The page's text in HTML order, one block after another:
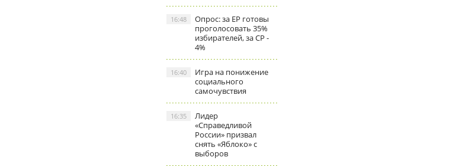
Опрос: за ЕР готовы
проголосовать 35%
избирателей, за СР -
4%
16:48
Игра на понижение
социального
самочувствия
16:40
Лидер
«Справедливой
России» призвал
снять «Яблоко» с
выборов
16:35